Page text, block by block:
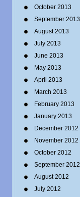
October 2013
September 2013
August 2013
July 2013
June 2013
May 2013
April 2013
March 2013
February 2013
January 2013
December 2012
November 2012
October 2012
September 2012
August 2012
July 2012